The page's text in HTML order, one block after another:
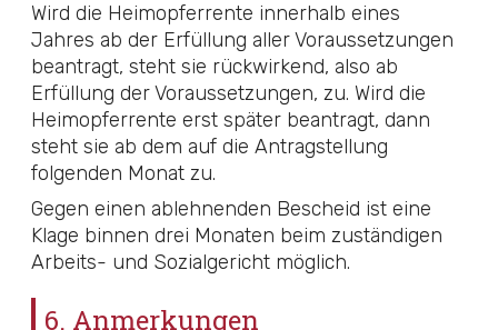
Wird die Heimopferrente innerhalb eines
Jahres ab der Erfüllung aller Voraussetzungen
beantragt, steht sie rückwirkend, also ab
Erfüllung der Voraussetzungen, zu. Wird die
Heimopferrente erst später beantragt, dann
steht sie ab dem auf die Antragstellung
folgenden Monat zu.
Gegen einen ablehnenden Bescheid ist eine
Klage binnen drei Monaten beim zuständigen
Arbeits- und Sozialgericht möglich.
6. Anmerkungen